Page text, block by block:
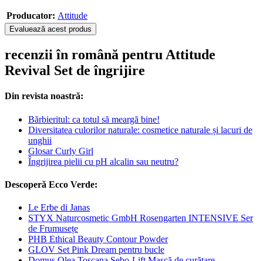
Producator: Attitude
Evaluează acest produs
recenzii în română pentru Attitude
Revival Set de îngrijire
Din revista noastră:
Bărbieritul: ca totul să meargă bine!
Diversitatea culorilor naturale: cosmetice naturale și lacuri de
unghii
Glosar Curly Girl
Îngrijirea pielii cu pH alcalin sau neutru?
Descoperă Ecco Verde:
Le Erbe di Janas
STYX Naturcosmetic GmbH Rosengarten INTENSIVE Ser
de Frumusețe
PHB Ethical Beauty Contour Powder
GLOV Set Pink Dream pentru bucle